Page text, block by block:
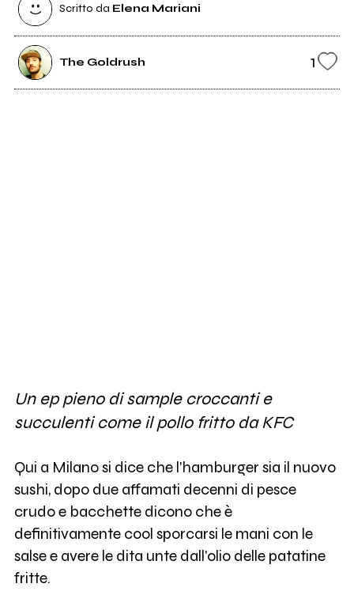
Scritto da Elena Mariani
The Goldrush 1
Un ep pieno di sample croccanti e
succulenti come il pollo fritto da KFC
Qui a Milano si dice che l'hamburger sia il nuovo
sushi, dopo due affamati decenni di pesce
crudo e bacchette dicono che è
definitivamente cool sporcarsi le mani con le
salse e avere le dita unte dall'olio delle patatine
fritte.